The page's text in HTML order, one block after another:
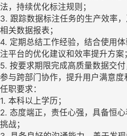
法，持续优化标注规则；
3. 跟踪数据标注任务的生产效率
相关数据报表；
4. 定期总结工作经验，结合使用
注平台的优化建议和效率提升方案；
5. 按要求期限完成高质量数据交
参与跨部门协作，提升用户满意度
任职要求：
1. 本科以上学历；
2. 态度端正，责任心强，具备恒
挑战；